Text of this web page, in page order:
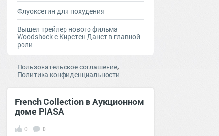
Флуоксетин для похудения
Вышел трейлер нового фильма
Woodshock с Кирстен Данст в главной
роли
Пользовательское соглашение,
Политика конфиденциальности
French Collection в Аукционном
доме PIASA
0 0